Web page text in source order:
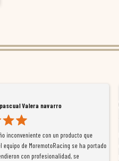
Valera navarro
inconveniente con un producto que
equipo de MoremotoRacing se ha portado
con profesionalidad, se